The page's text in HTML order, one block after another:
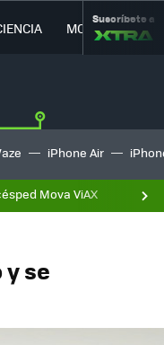
MOVILIDAD
Suscríbete a
iPhone Air
Mova ViAX
se